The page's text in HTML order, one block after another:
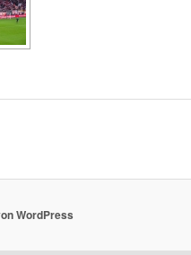
WordPress